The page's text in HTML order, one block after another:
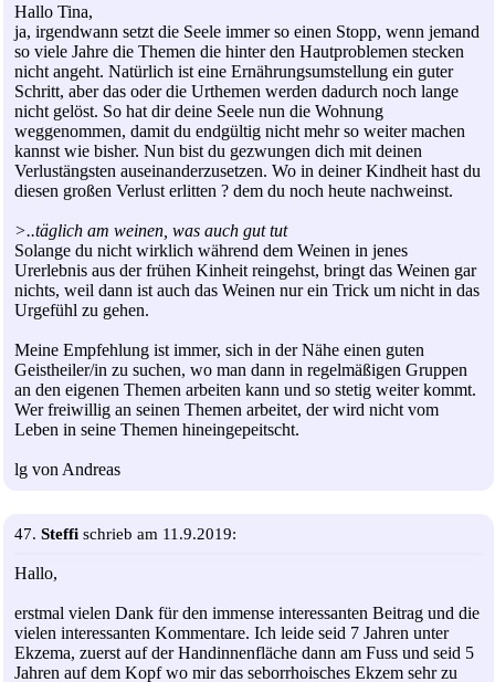
Hallo Tina,
ja, irgendwann setzt die Seele immer so einen Stopp, wenn jemand
so viele Jahre die Themen die hinter den Hautproblemen stecken
nicht angeht. Natürlich ist eine Ernährungsumstellung ein guter
Schritt, aber das oder die Urthemen werden dadurch noch lange
nicht gelöst. So hat dir deine Seele nun die Wohnung
weggenommen, damit du endgültig nicht mehr so weiter machen
kannst wie bisher. Nun bist du gezwungen dich mit deinen
Verlustängsten auseinanderzusetzen. Wo in deiner Kindheit hast du
diesen großen Verlust erlitten ? dem du noch heute nachweinst.
>..täglich am weinen, was auch gut tut
Solange du nicht wirklich während dem Weinen in jenes
Urerlebnis aus der frühen Kinheit reingehst, bringt das Weinen gar
nichts, weil dann ist auch das Weinen nur ein Trick um nicht in das
Urgefühl zu gehen.
Meine Empfehlung ist immer, sich in der Nähe einen guten
Geistheiler/in zu suchen, wo man dann in regelmäßigen Gruppen
an den eigenen Themen arbeiten kann und so stetig weiter kommt.
Wer freiwillig an seinen Themen arbeitet, der wird nicht vom
Leben in seine Themen hineingepeitscht.
lg von Andreas
47. Steffi schrieb am 11.9.2019:
Hallo,
erstmal vielen Dank für den immense interessanten Beitrag und die
vielen interessanten Kommentare. Ich leide seid 7 Jahren unter
Ekzema, zuerst auf der Handinnenfläche dann am Fuss und seid 5
Jahren auf dem Kopf wo mir das seborrhoisches Ekzem sehr zu